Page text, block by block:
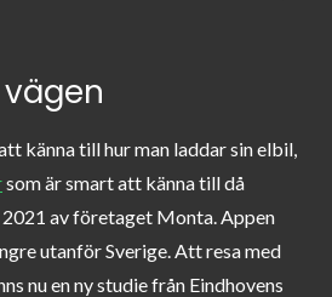
känna till hur man laddar sin elbil,
som är smart att känna till då
av företaget Monta. Appen
utanför Sverige. Att resa med
nu en ny studie från Eindhovens